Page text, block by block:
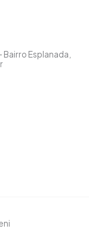
Bairro Esplanada,